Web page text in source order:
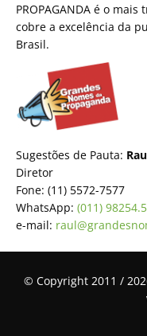
PROPAGANDA é o
cobre a excelência da
Brasil.
Sugestões de Pauta:
Diretor
Fone: (11) 5572-7577
WhatsApp: (011)
e-mail:
© Copyright 2011 /